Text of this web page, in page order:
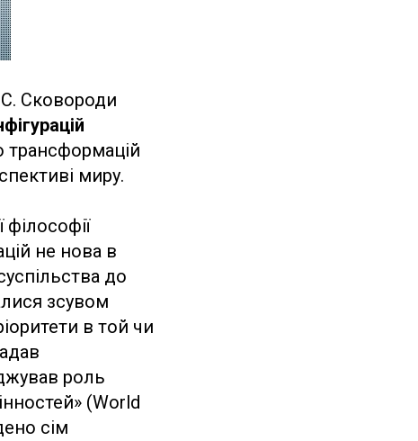
Сковороди
миру.
філософії
не нова в
до
зсувом
в той чи
роль
(World
сім